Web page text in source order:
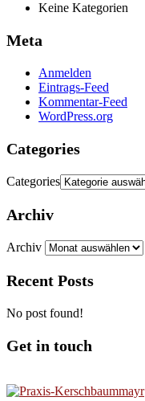
Keine Kategorien
Meta
Anmelden
Eintrags-Feed
Kommentar-Feed
WordPress.org
Categories
Categories
Archiv
Archiv
Recent Posts
No post found!
Get in touch